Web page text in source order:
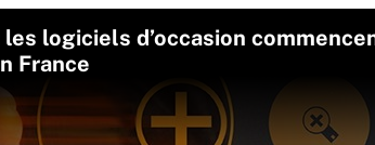
logiciels d’occasion
France